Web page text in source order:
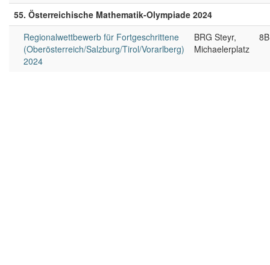
55. Österreichische Mathematik-Olympiade 2024
Regionalwettbewerb für Fortgeschrittene
(Oberösterreich/Salzburg/Tirol/Vorarlberg)
2024
BRG Steyr,
Michaelerplatz
8B